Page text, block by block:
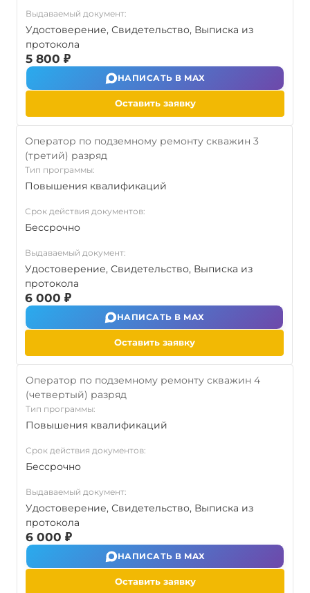
Выдаваемый документ:
Удостоверение, Свидетельство, Выписка из
протокола
5 800 ₽
НАПИСАТЬ В MAX
Оставить заявку
Оператор по подземному ремонту скважин 3
(третий) разряд
Тип программы:
Повышения квалификаций
Срок действия документов:
Бессрочно
Выдаваемый документ:
Удостоверение, Свидетельство, Выписка из
протокола
6 000 ₽
НАПИСАТЬ В MAX
Оставить заявку
Оператор по подземному ремонту скважин 4
(четвертый) разряд
Тип программы:
Повышения квалификаций
Срок действия документов:
Бессрочно
Выдаваемый документ:
Удостоверение, Свидетельство, Выписка из
протокола
6 000 ₽
НАПИСАТЬ В MAX
Оставить заявку